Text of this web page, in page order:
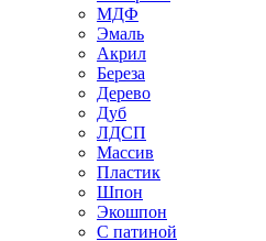
МДФ
Эмаль
Акрил
Береза
Дерево
Дуб
ЛДСП
Массив
Пластик
Шпон
Экошпон
С патиной